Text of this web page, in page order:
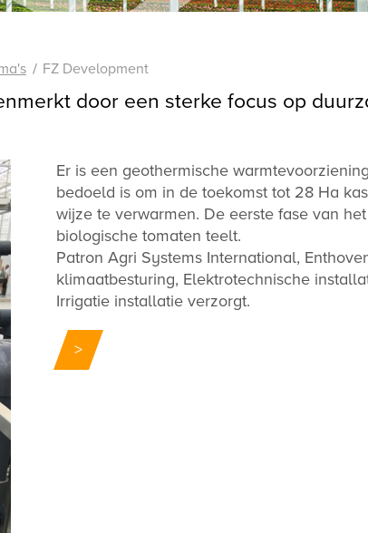
FZ Development
door een sterke focus op
Er is een geothermische
bedoeld is om in de toekomst tot 28 Ha
wijze te verwarmen. De eerste fase van
biologische tomaten teelt.
Patron Agri Systems International,
klimaatbesturing, Elektrotechnische
Irrigatie installatie verzorgt.
>